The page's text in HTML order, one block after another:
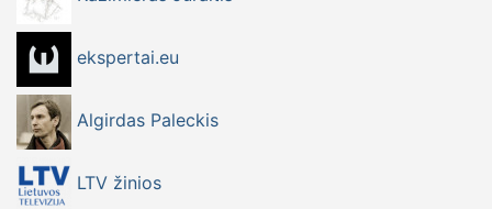
ekspertai.eu
Algirdas Paleckis
LTV žinios